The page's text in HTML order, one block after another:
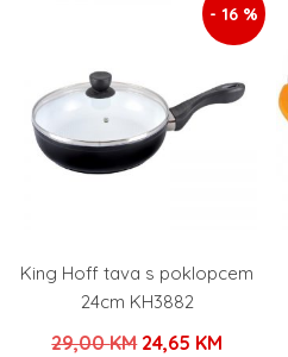
- 16 %
King Hoff tava s poklopcem
24cm KH3882
29,00KM Izvorna
24,65 KM